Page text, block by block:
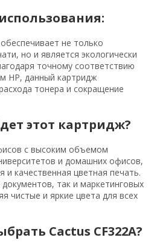
не только
но и является экологически
точному соответствию
HP, данный картридж
тонера и сокращение
этот картридж?
с высоким объемом
и домашних офисов,
и качественная цветная печать.
так и маркетинговых
чистые и яркие цвета для всех
Cactus CF322A?